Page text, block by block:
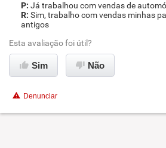
Já trabalhou com vendas de
Sim, trabalho com vendas minhas
antigos
Esta avaliação foi útil?
Sim Não
Denunciar